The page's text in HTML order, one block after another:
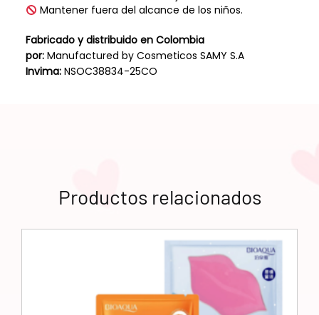
Mantener fuera del alcance de los niños.
Fabricado y distribuido en Colombia
por:Manufactured by Cosmeticos SAMY S.A
Invima: NSOC38834-25CO
Productos relacionados